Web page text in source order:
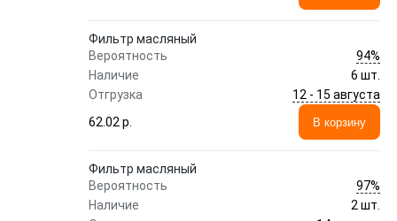
Фильтр масляный
Вероятность
94%
Наличие
6 шт.
Отгрузка
12 - 15 августа
62.02 p.
В корзину
Фильтр масляный
Вероятность
97%
Наличие
2 шт.